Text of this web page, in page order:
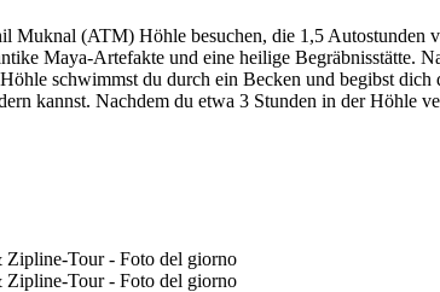
Muknal (ATM) Höhle besuchen, die 1,5
Maya-Artefakte und eine heilige Begräbnisstätte.
schwimmst du durch ein Becken und begibst
kannst. Nachdem du etwa 3 Stunden in der Höhle